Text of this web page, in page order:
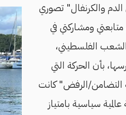
والكرنفال" تصوري
ومشاركتي في
الفلسطيني،
بأن الحركة التي
التضامن/الرفض" كانت
سياسية بامتياز